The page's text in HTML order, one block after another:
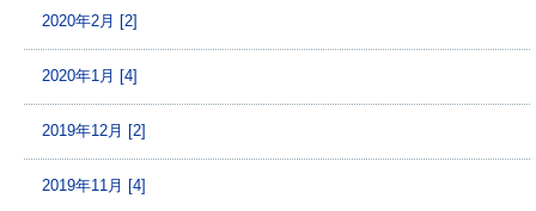
2020年2月 [2]
2020年1月 [4]
2019年12月 [2]
2019年11月 [4]